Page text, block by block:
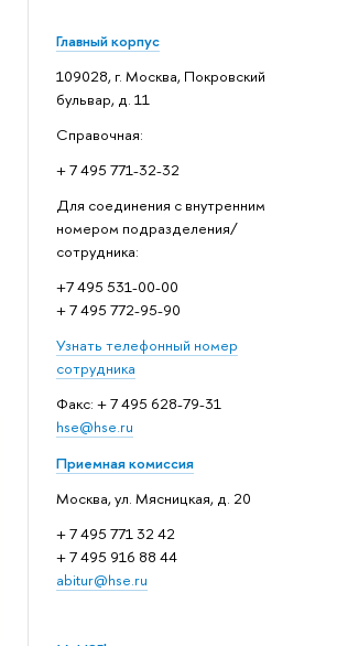
Главный корпус
109028, г. Москва, Покровский
бульвар, д. 11
Справочная:
+ 7 495 771-32-32
Для соединения с внутренним
номером подразделения/
сотрудника:
+7 495 531-00-00
+ 7 495 772-95-90
Узнать телефонный номер
сотрудника
Факс: + 7 495 628-79-31
hse@hse.ru
Приемная комиссия
Москва, ул. Мясницкая, д. 20
+ 7 495 771 32 42
+ 7 495 916 88 44
abitur@hse.ru